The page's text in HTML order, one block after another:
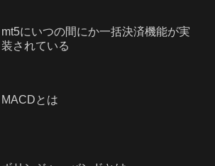
mt5にいつの間にか一括決済機能が実
装されている
MACDとは